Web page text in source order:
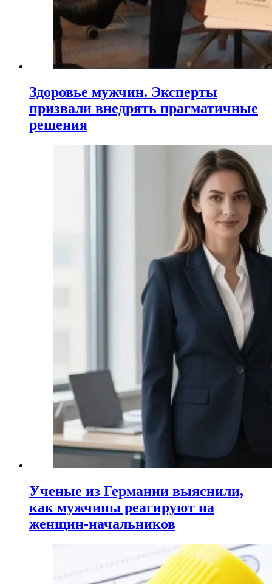
Здоровье мужчин. Эксперты
призвали внедрять прагматичные
решения
Ученые из Германии выяснили,
как мужчины реагируют на
женщин-начальников